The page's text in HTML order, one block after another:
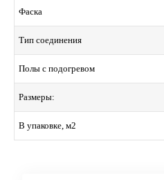
Фаска
Тип соединения
Полы с подогревом
Размеры:
В упаковке, м2